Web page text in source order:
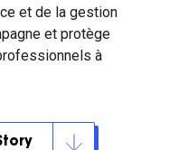
et de la gestion
et protège
à